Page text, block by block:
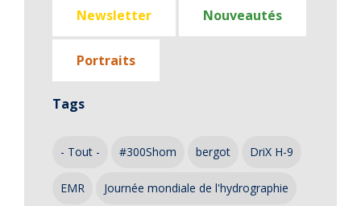
Newsletter Nouveautés
Portraits
Tags
- Tout - #300Shom bergot DriX H-9
EMR Journée mondiale de l'hydrographie